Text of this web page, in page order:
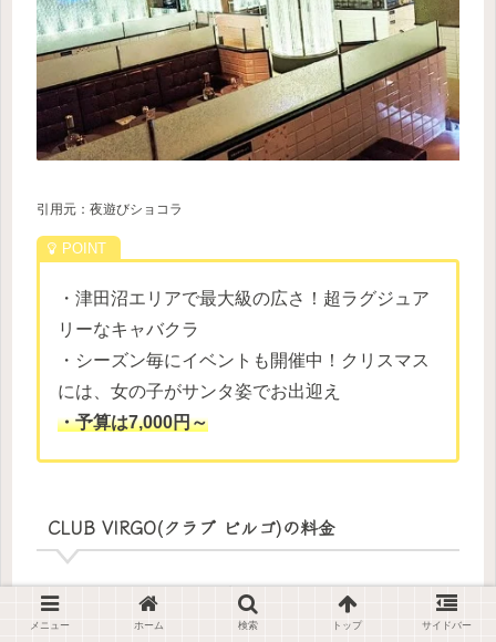
引用元：夜遊びショコラ
・津田沼エリアで最大級の広さ！超ラグジュア
リーなキャバクラ
・シーズン毎にイベントも開催中！クリスマス
には、女の子がサンタ姿でお出迎え
・予算は7,000円～
CLUB VIRGO(クラブ ビルゴ)の料金
1セット料金（60分）
OPEN~22:00 7,000円
メニュー ホーム 検索 トップ サイドバー